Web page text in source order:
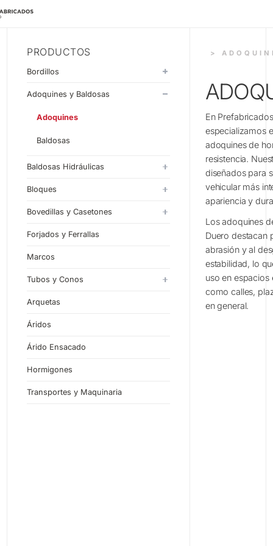
PRODUCTOS
Bordillos
Monocapa
Doblecapa
Adoquines y Baldosas
Adoquines
Baldosas
Baldosas Hidráulicas
20x20
30x30
33x33
40x40
60x40
Bloques
Estándar
Liso
Split
Piezas Especiales
Bovedillas y Casetones
Bovedillas
Casetones
Forjados y Ferrallas
Marcos
Tubos y Conos
Tubos de Hormigón en Masa
Tubos de Hormigón Armado
Arquetas
Áridos
Árido Ensacado
Hormigones
Transportes y Maquinaria
>
En
especializamos
adoquines de
resistencia.
diseñados para
vehicular más
apariencia y
Los adoquines
Duero destacan
abrasión y al
estabilidad, lo
uso en
como calles,
en general.